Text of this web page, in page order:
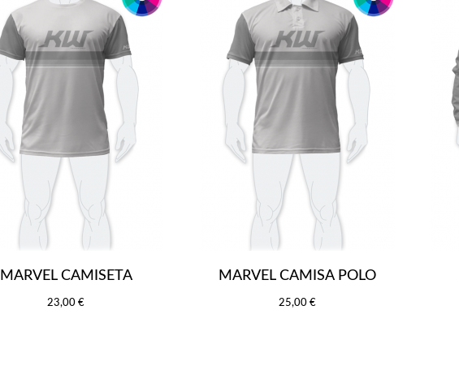
MARVEL CAMISETA
23,00 €
MARVEL CAMISA POLO
25,00 €